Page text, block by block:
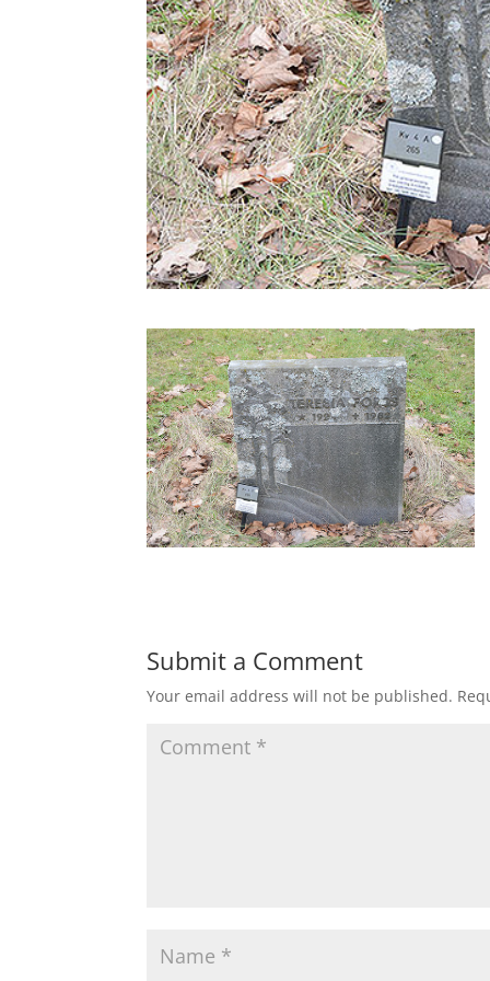
Submit a Comment
Your email address will not be published.